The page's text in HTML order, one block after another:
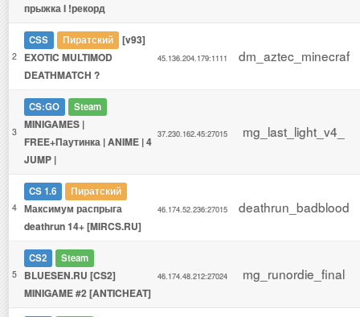
прыжка l !рекорд
2
CSS Пиратский
[v93]
EXOTIC MULTIMOD
DEATHMATCH ?
45.136.204.179:1111 dm_aztec_minecraf
3
CS:GO Steam
MINIGAMES |
FREE+Паутинка | ANIME | 4
JUMP |
37.230.162.45:27015 mg_last_light_v4_
4
CS 1.6 Пиратский
Максимум распрыга
deathrun 14+ [MIRCS.RU]
46.174.52.236:27015 deathrun_badblood
5
CS2 Steam
BLUESEN.RU [CS2]
MINIGAME #2 [ANTICHEAT]
46.174.48.212:27024 mg_runordie_final